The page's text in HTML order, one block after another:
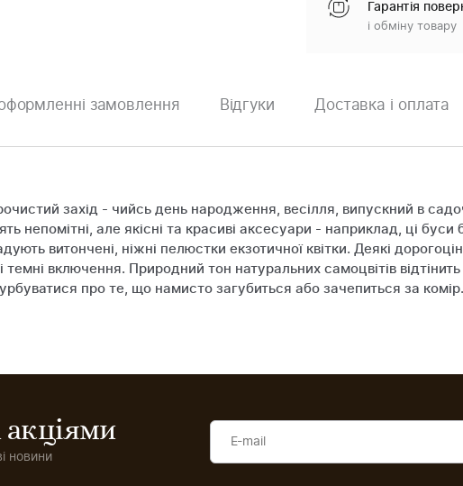
Гарантія
і обміну товару
замовлення Відгуки Доставка і оплата
захід - чийсь день народження, весілля, випускний в
непомітні, але якісні та красиві аксесуари - наприклад, ці
витончені, ніжні пелюстки екзотичної квітки. Деякі
включення. Природний тон натуральних самоцвітів
про те, що намисто загубиться або зачепиться за комір.
акціями
новини